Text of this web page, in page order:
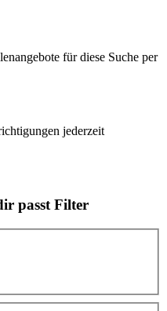
für diese Suche per
jederzeit
passt Filter